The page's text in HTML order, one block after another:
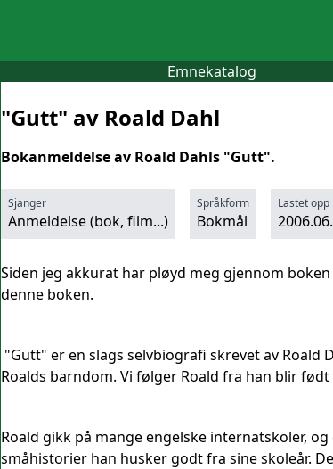
Emnekatalog
"Gutt" av Roald Dahl
Bokanmeldelse av Roald Dahls "Gutt".
Sjanger
Anmeldelse (bok, film...)
Språkform
Bokmål
Lastet opp
Siden jeg akkurat har pløyd meg gjennom
denne boken.
"Gutt" er en slags selvbiografi skrevet av Roald
Roalds barndom. Vi følger Roald fra han blir
Roald gikk på mange engelske internatskoler,
småhistorier han husker godt fra sine skoleår.